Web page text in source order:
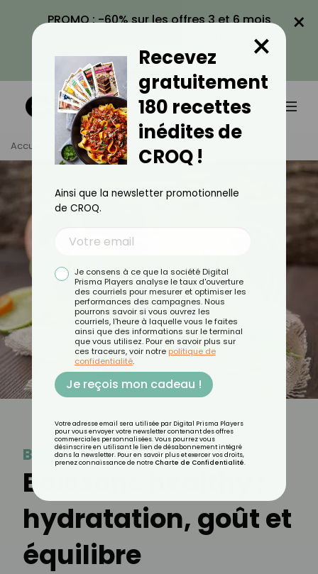
PROMO : -60% sur les offres 3 et 6 mois
VOIR LA PROMO
×
Accueil Tag Boisson
Boisson
Boissons healthy :
hydratation, goût et
équilibre
Recevez
gratuitement
180 recettes
inédites de
CROQ !
×
Ainsi que la newsletter promotionnelle
de CROQ.
Je consens à ce que la société Digital
Prisma Players analyse le taux d'ouverture
des courriels pour mesurer et optimiser les
performances des campagnes. Nous
pourrons savoir si vous ouvrez les
courriels, l'heure à laquelle vous le faites
ainsi que des informations sur le terminal
que vous utilisez. Pour en savoir plus sur
ces traceurs, voir notre politique de
confidentialité.
Je reçois mon cadeau !
Votre adresse email sera utilisée par Digital Prisma Players
pour vous envoyer votre newsletter contenant des offres
commerciales personnalisées. Vous pourrez vous
désinscrire en utilisant le lien de désabonnement intégré
dans la newsletter. Pour en savoir plus et exercer vos droits,
prenez connaissance de notre Charte de Confidentialité.